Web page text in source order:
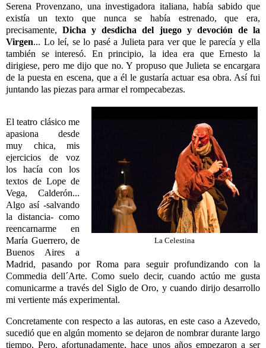
Serena Provenzano, una investigadora italiana, había sabido que
existía un texto que nunca se había estrenado, que era,
precisamente,Dicha y desdicha del juego y devoción de la
Virgen... Lo leí, se lo pasé a Julieta para ver que le parecía y ella
también se interesó. En principio, la idea era que Ernesto la
dirigiese, pero me dijo que no. Y propuso que Julieta se encargara
de la puesta en escena, que a él le gustaría actuar esa obra. Así fui
juntando las piezas para armar el rompecabezas.
La Celestina
El teatro clásico me
apasiona desde
muy chica, mis
ejercicios de voz
los hacía con los
textos de Lope de
Vega, Calderón...
Algo así -salvando
la distancia- como
reencarnarme en
María Guerrero, de
Buenos Aires a
Madrid, pasando por Roma para seguir profundizando con la
Commedia dell´Arte. Como suelo decir, cuando actúo me gusta
comunicarme a través del Siglo de Oro, y cuando dirijo desarrollo
mi vertiente más experimental.
Concretamente con respecto a las autoras, en este caso a Azevedo,
sucedió que en algún momento se dejaron de nombrar durante largo
tiempo. Pero, afortunadamente, hace unos años empezaron a ser